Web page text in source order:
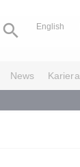
 English
News Kariera